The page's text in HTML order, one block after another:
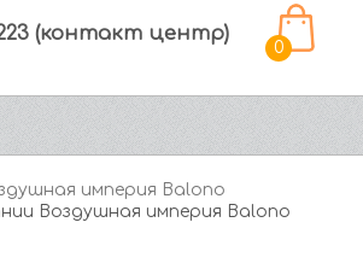
223 (контакт центр)
0
империя Balono
Воздушная империя Balono